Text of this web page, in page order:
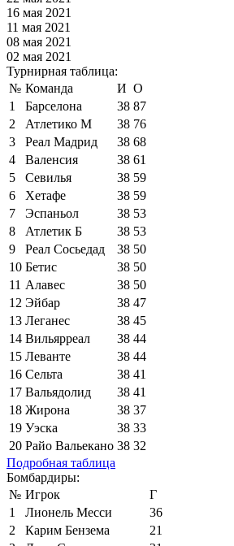
16 мая 2021
11 мая 2021
08 мая 2021
02 мая 2021
Турнирная таблица:
№ Команда И О
1
Барселона 38 87
2
Атлетико М 38 76
3
Реал Мадрид 38 68
4
Валенсия 38 61
5
Севилья 38 59
6
Хетафе 38 59
7
Эспаньол 38 53
8
Атлетик Б 38 53
9
Реал Сосьедад 38 50
10 Бетис 38 50
11 Алавес 38 50
12 Эйбар 38 47
13 Леганес 38 45
14 Вильярреал 38 44
15 Леванте 38 44
16 Сельта 38 41
17 Вальядолид 38 41
18 Жирона 38 37
19 Уэска 38 33
20 Райо Вальекано 38 32
Подробная таблица
Бомбардиры:
№ Игрок
Г
1
Лионель Месси
36
2
Карим Бензема
21